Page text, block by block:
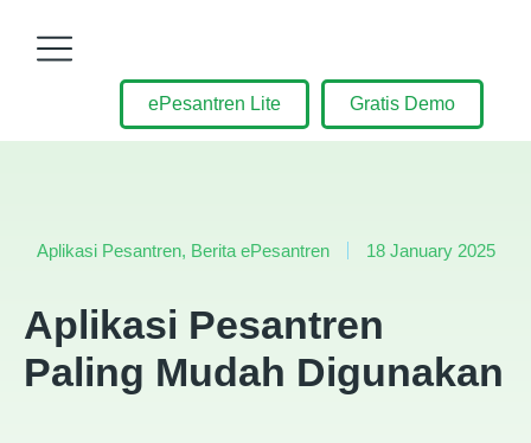
ePesantren Lite Gratis Demo
Aplikasi Pesantren, Berita ePesantren 18 January 2025
Aplikasi Pesantren
Paling Mudah Digunakan